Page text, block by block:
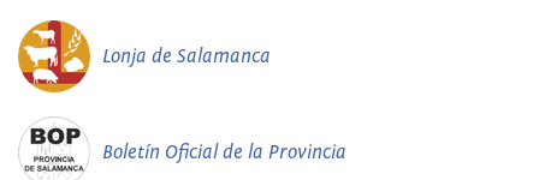
Lonja de Salamanca
Boletín Oficial de la Provincia